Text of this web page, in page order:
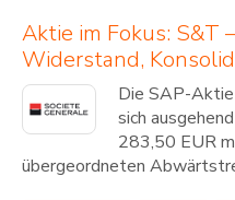
Aktie im Fokus: S&T
Widerstand,
Die SAP-
sich
283,50 EUR
übergeordneten